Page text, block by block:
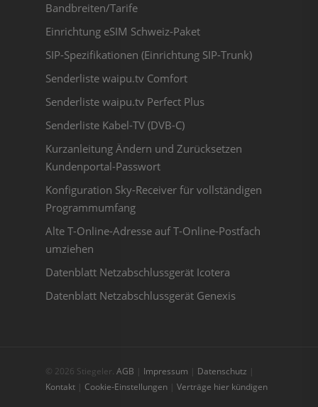
Bandbreiten/Tarife
Einrichtung eSIM Schweiz-Paket
SIP-Spezifikationen (Einrichtung SIP-Trunk)
Senderliste waipu.tv Comfort
Senderliste waipu.tv Perfect Plus
Senderliste Kabel-TV (DVB-C)
Kurzanleitung Ändern und Zurücksetzen
Kundenportal-Passwort
Konfiguration Sky-Receiver für vollständigen
Programmumfang
Alte T-Online-Adresse auf T-Online-Postfach
umziehen
Datenblatt Netzabschlussgerät Icotera
Datenblatt Netzabschlussgerät Genexis
© 2026 Stiegeler. AGB Impressum Datenschutz
Kontakt
Cookie-Einstellungen Verträge hier kündigen